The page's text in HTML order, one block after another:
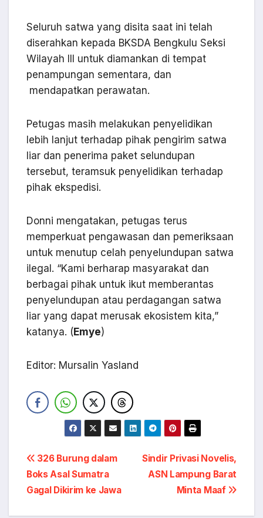
Seluruh satwa yang disita saat ini telah
diserahkan kepada BKSDA Bengkulu Seksi
Wilayah III untuk diamankan di tempat
penampungan sementara, dan
mendapatkan perawatan.
Petugas masih melakukan penyelidikan
lebih lanjut terhadap pihak pengirim satwa
liar dan penerima paket selundupan
tersebut, teramsuk penyelidikan terhadap
pihak ekspedisi.
Donni mengatakan, petugas terus
memperkuat pengawasan dan pemeriksaan
untuk menutup celah penyelundupan satwa
ilegal. “Kami berharap masyarakat dan
berbagai pihak untuk ikut memberantas
penyelundupan atau perdagangan satwa
liar yang dapat merusak ekosistem kita,”
katanya. (Emye)
Editor: Mursalin Yasland
Navigasi
pos
Sindir Privasi Novelis,
ASN Lampung Barat
Minta Maaf
326 Burung dalam
Boks Asal Sumatra
Gagal Dikirim ke Jawa